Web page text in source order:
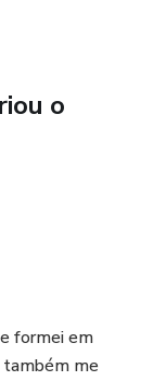
o
formei em
também me